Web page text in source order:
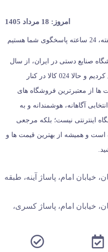
امروز: 18 مرداد 1405
صنایع دستی در ایران، از سال
1396 با وب سایت (مس زنجان) شروع کردیم و حالا 024 کالا در کنار
از معتبرترین فروشگاه‌ های
آگاهانه، هوشمندانه و به‌
کالا یک فروشگاه اینترنتی نیست؛ بلکه مرجعی
و همیشه از بهترین قیمت‌ ها و
خیابان امام، پاساژ آینه، طبقه
خیابان امام، پاساژ کسری،